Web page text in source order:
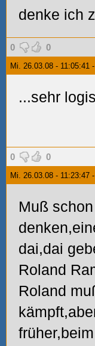
denke ich
0 0
Mi. 26.03.08 - 11:05:41
...sehr
0 0
Mi. 26.03.08 - 11:23:47
Muß
dai,dai
Roland
Roland